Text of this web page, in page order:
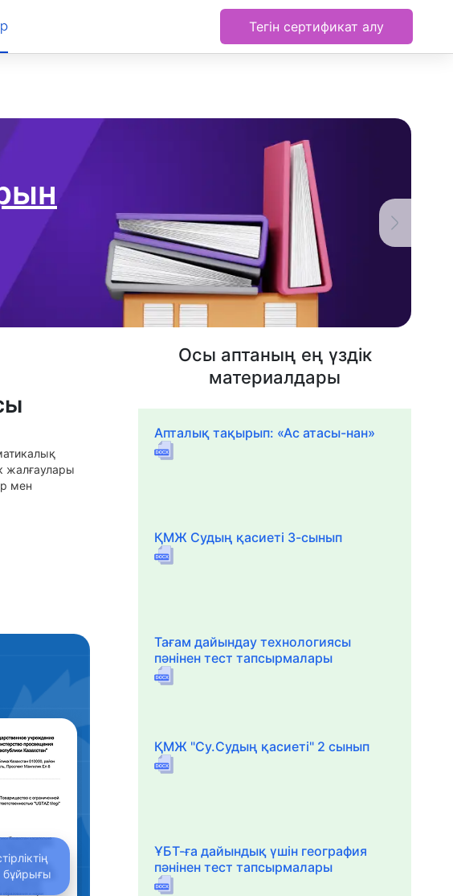
Тегін сертификат алу
жалғаулары
мен
бұйрығы
Осы аптаның ең үздік
материалдары
Апталық тақырып: «Ас атасы-нан»
ҚМЖ Судың қасиеті 3-сынып
Тағам дайындау технологиясы
пәнінен тест тапсырмалары
ҚМЖ "Су.Судың қасиеті" 2 сынып
ҰБТ-ға дайындық үшін география
пәнінен тест тапсырмалары